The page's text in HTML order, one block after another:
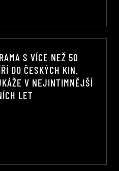
S VÍCE NEŽ 50
DO ČESKÝCH KIN.
V NEJINTIMNĚJŠÍ
LET